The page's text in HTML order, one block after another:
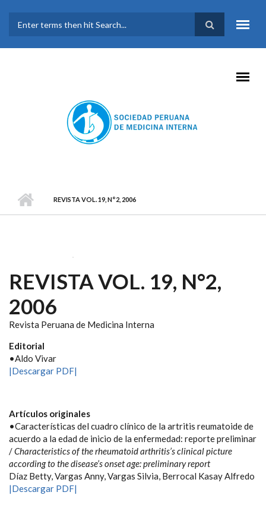
FORMULARIO DE
BÚSQUEDA
REVISTA VOL. 19, N°2, 2006
REVISTA VOL. 19, N°2,
2006
Revista Peruana de Medicina Interna
Editorial
•Aldo Vivar
|Descargar PDF|
Artículos originales
•Características del cuadro clínico de la artritis reumatoide de
acuerdo a la edad de inicio de la enfermedad: reporte preliminar
/Characteristics of the rheumatoid arthritis’s clinical picture
according to the disease’s onset age: preliminary report
Díaz Betty, Vargas Anny, Vargas Silvia, Berrocal Kasay Alfredo
|Descargar PDF|